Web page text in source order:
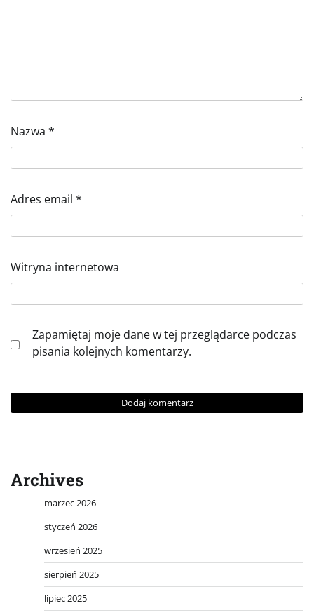
Nazwa *
Adres email *
Witryna internetowa
Zapamiętaj moje dane w tej przeglądarce podczas
pisania kolejnych komentarzy.
Archives
marzec 2026
styczeń 2026
wrzesień 2025
sierpień 2025
lipiec 2025